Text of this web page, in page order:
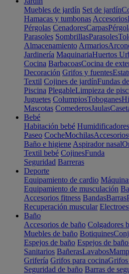
Muebles de jardín Set de jardín
Hamacas y tumbonas Accesorios
Pérgolas CenadoresCarpas
Parasoles SombrillasParasoles
Almacenamiento Armarios
Jardinería MaquinariaHuertos
Cocina BarbacoasCocina de
Decoración Grifos y fuentes
Textil Cojines de jardínFundas
Piscina PlegableLimpieza de
Juguetes ColumpiosToboganes
Mascotas ComederosJaulas
Bebé
Habitación bebé Humidificadores
Paseo CocheMochilasAccesorios
Baño e higiene Aspirador nasal
Textil bebé CojinesFunda
Seguridad Barreras
Deporte
Equipamiento de cardio
Equipamiento de musculación
Accesorios fitness BandasBarras
Recuperación muscular
Baño
Accesorios de baño Colgadores
Muebles de baño Botiquines
Espejos de baño Espejos de
Sanitarios BañerasLavabos
Grifería Grifos para cocinaGrifos
Seguridad de baño Barras de